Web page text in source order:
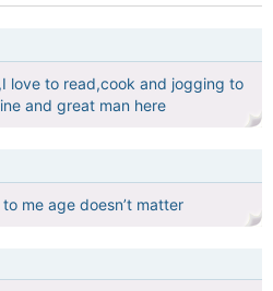
love to read,cook and jogging to
and great man here
me age doesn’t matter